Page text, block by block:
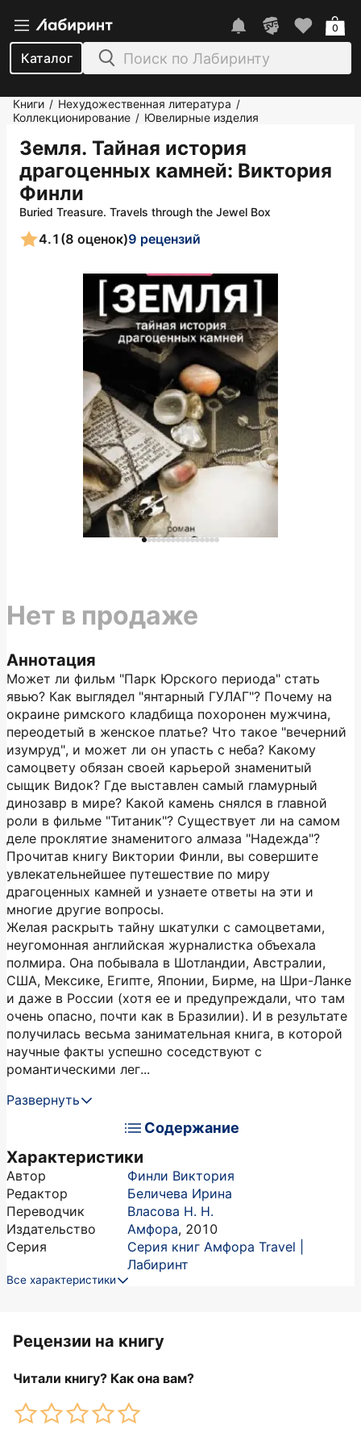
Каталог
0
Книги / Нехудожественная литература /
Коллекционирование / Ювелирные изделия
Земля. Тайная история
драгоценных камней: Виктория
Финли
Buried Treasure. Travels through the Jewel Box
4.1 (8 оценок)9 рецензий
Аннотация
Может ли фильм "Парк Юрского периода" стать
явью? Как выглядел "янтарный ГУЛАГ"? Почему на
окраине римского кладбища похоронен мужчина,
переодетый в женское платье? Что такое "вечерний
изумруд", и может ли он упасть с неба? Какому
самоцвету обязан своей карьерой знаменитый
сыщик Видок? Где выставлен самый гламурный
динозавр в мире? Какой камень снялся в главной
роли в фильме "Титаник"? Существует ли на самом
деле проклятие знаменитого алмаза "Надежда"?
Прочитав книгу Виктории Финли, вы совершите
увлекательнейшее путешествие по миру
драгоценных камней и узнаете ответы на эти и
многие другие вопросы.
Желая раскрыть тайну шкатулки с самоцветами,
неугомонная английская журналистка объехала
полмира. Она побывала в Шотландии, Австралии,
США, Мексике, Египте, Японии, Бирме, на Шри-Ланке
и даже в России (хотя ее и предупреждали, что там
очень опасно, почти как в Бразилии). И в результате
получилась весьма занимательная книга, в которой
научные факты успешно соседствуют с
романтическими лег...
Развернуть
Содержание
Характеристики
Автор
Финли Виктория
Редактор
Беличева Ирина
Переводчик
Власова Н. Н.
Издательство
Амфора, 2010
Серия
Серия книг Амфора Travel |
Лабиринт
Все характеристики
Нет в продаже
Рецензии на книгу
Читали книгу? Как она вам?